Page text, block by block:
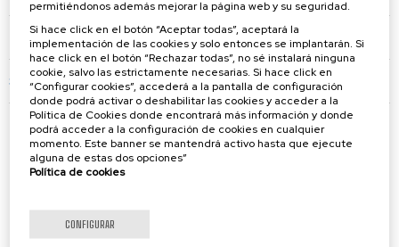
Huelva
Salalah
Terminales ferroviarias
Irún
permitiéndonos además mejorar la página web y su seguridad.
Si hace click en el botón “Aceptar todas”, aceptará la
implementación de las cookies y solo entonces se implantarán. Si
hace click en el botón “Rechazar todas”, no sé instalará ninguna
cookie, salvo las estrictamente necesarias. Si hace click en
“Configurar cookies”, accederá a la pantalla de configuración
donde podrá activar o deshabilitar las cookies y acceder a la
Política de Cookies donde encontrará más información y donde
podrá acceder a la configuración de cookies en cualquier
momento. Este banner se mantendrá activo hasta que ejecute
alguna de estas dos opciones”
Política de cookies
CONFIGURAR